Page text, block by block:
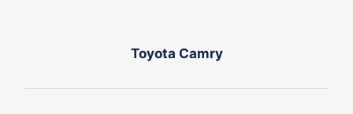
Toyota Camry